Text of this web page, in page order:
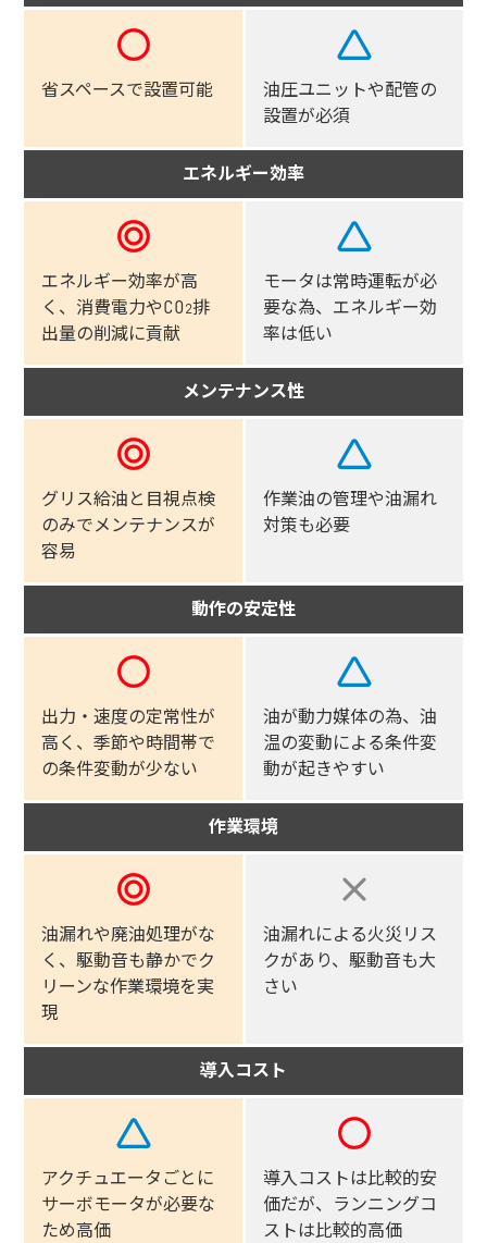
省スペースで設置可能
油圧ユニットや配管の
設置が必須
エネルギー効率
エネルギー効率が高
く、 消費電力やCO2排
出量の削減に貢献
モータは常時運転が必
要な為、エネルギー効
率は低い
メンテナンス性
グリス給油と目視点検
のみでメンテナンスが
容易
作業油の管理や油漏れ
対策も必要
動作の安定性
出力・速度の定常性が
高く、季節や時間帯で
の条件変動が少ない
油が動力媒体の為、 油
温の変動による条件変
動が起きやすい
作業環境
油漏れや廃油処理がな
く、駆動音も静かでク
リーンな作業環境を実
現
油漏れによる火災リス
クがあり、駆動音も大
さい
導入コスト
アクチュエータごとに
サーボモータが必要な
ため高価
導入コストは比較的安
価だが、 ランニングコ
ストは比較的高価